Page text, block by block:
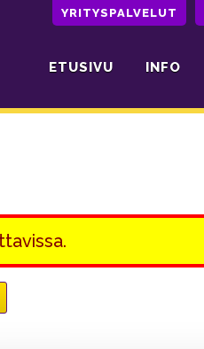
YRITYSPALVELUT
ETUSIVU INFO